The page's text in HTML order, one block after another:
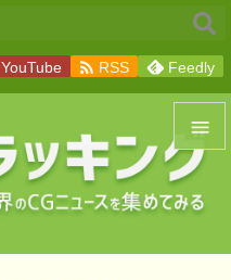


メニュ
YouTube  RSS Feedly